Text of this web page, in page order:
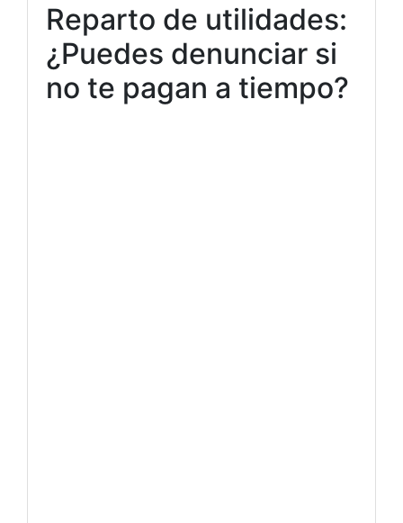
Reparto de utilidades:
¿Puedes denunciar si
no te pagan a tiempo?